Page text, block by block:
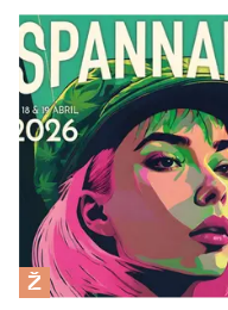
Ž